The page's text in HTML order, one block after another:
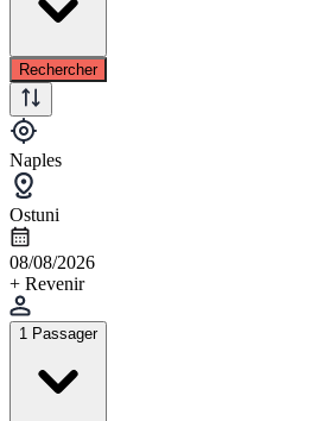
Rechercher
Naples
Ostuni
08/08/2026
+ Revenir
1 Passager